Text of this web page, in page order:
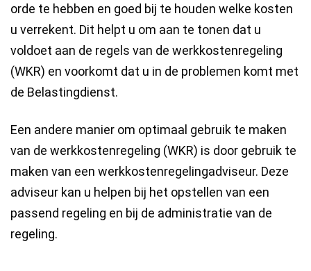
orde te hebben en goed bij te houden welke kosten
u verrekent. Dit helpt u om aan te tonen dat u
voldoet aan de regels van de werkkostenregeling
(WKR) en voorkomt dat u in de problemen komt met
de Belastingdienst.
Een andere manier om optimaal gebruik te maken
van de werkkostenregeling (WKR) is door gebruik te
maken van een werkkostenregelingadviseur. Deze
adviseur kan u helpen bij het opstellen van een
passend regeling en bij de administratie van de
regeling.